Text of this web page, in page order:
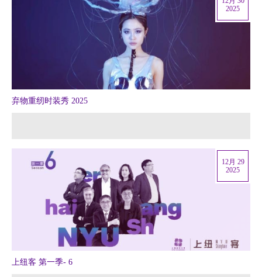
弃物重纫时装秀 2025
2025
上纽客 第一季- 6
12月 29
2025